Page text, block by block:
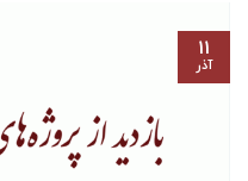
۱۱
آذر